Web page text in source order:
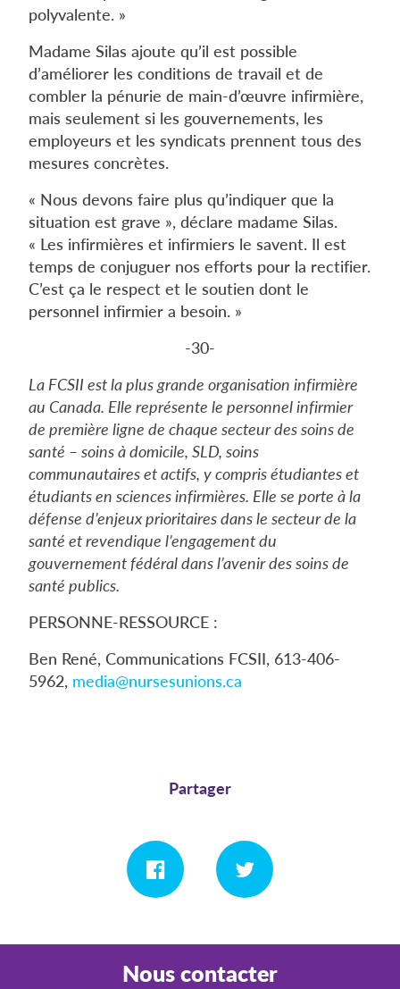
polyvalente. »
Madame Silas ajoute qu’il est possible
d’améliorer les conditions de travail et de
combler la pénurie de main-d’œuvre infirmière,
mais seulement si les gouvernements, les
employeurs et les syndicats prennent tous des
mesures concrètes.
« Nous devons faire plus qu’indiquer que la
situation est grave », déclare madame Silas.
« Les infirmières et infirmiers le savent. Il est
temps de conjuguer nos efforts pour la rectifier.
C’est ça le respect et le soutien dont le
personnel infirmier a besoin. »
-30-
La FCSII est la plus grande organisation infirmière
au Canada. Elle représente le personnel infirmier
de première ligne de chaque secteur des soins de
santé – soins à domicile, SLD, soins
communautaires et actifs, y compris étudiantes et
étudiants en sciences infirmières. Elle se porte à la
défense d’enjeux prioritaires dans le secteur de la
santé et revendique l’engagement du
gouvernement fédéral dans l’avenir des soins de
santé publics.
PERSONNE-RESSOURCE :
Ben René, Communications FCSII, 613-406-
5962, media@nursesunions.ca
Partager
Nous contacter